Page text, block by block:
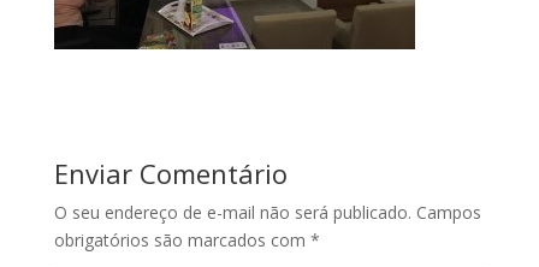
Enviar Comentário
O seu endereço de e-mail não será publicado. Campos
obrigatórios são marcados com *